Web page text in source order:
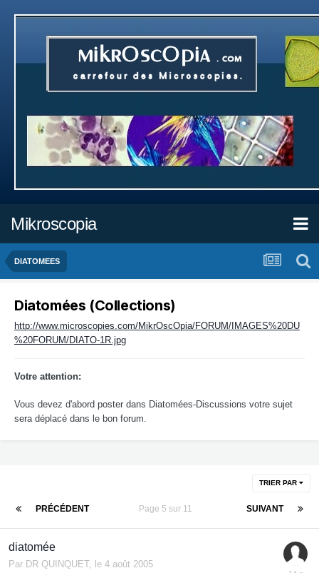
Mikroscopia
DIATOMEES
Diatomées (Collections)
http://www.microscopies.com/MikrOscOpia/FORUM/IMAGES%20DU
%20FORUM/DIATO-1R.jpg
Votre attention:
Vous devez d'abord poster dans Diatomées-Discussions votre sujet
sera déplacé dans le bon forum.
TRIER PAR
PRÉCÉDENT SUIVANT
Page 5 sur 11
diatomée
Par DR QUINQUET, le 4 août 2005